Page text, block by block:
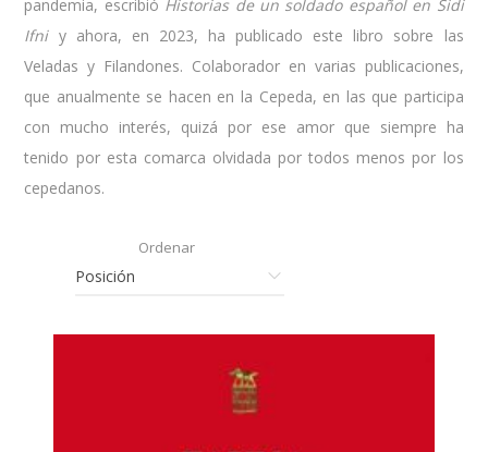
pandemia, escribió Historias de un soldado español en Sidi
Ifniy ahora, en 2023, ha publicado este libro sobre las
Veladas y Filandones. Colaborador en varias publicaciones,
que anualmente se hacen en la Cepeda, en las que participa
con mucho interés, quizá por ese amor que siempre ha
tenido por esta comarca olvidada por todos menos por los
cepedanos.
Ordenar